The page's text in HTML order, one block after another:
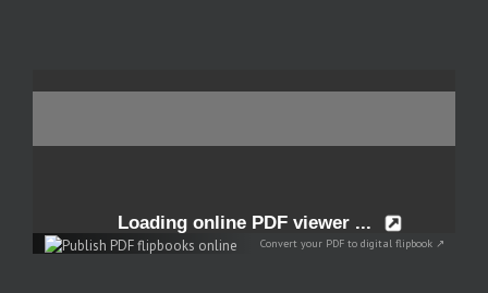
Convert your PDF to digital flipbook ↗